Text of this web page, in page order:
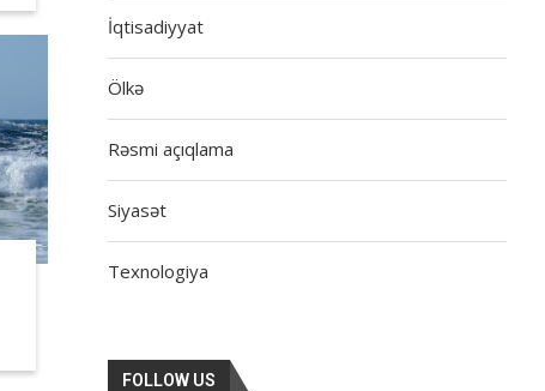
İqtisadiyyat
Ölkə
Rəsmi açıqlama
Siyasət
Texnologiya
FOLLOW US